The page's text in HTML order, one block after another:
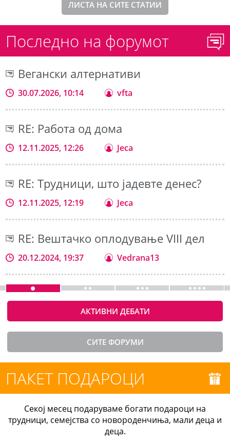
ЛИСТА НА СИТЕ СТАТИИ
Последно на форумот
Вегански алтернативи
30.07.2026, 10:14 vfta
RE: Работа од дома
12.11.2025, 12:26 Jeca
RE: Трудници, што јадевте денес?
12.11.2025, 12:19 Jeca
RE: Вештачко оплодување VIII дел
20.12.2024, 19:37 Vedrana13
АКТИВНИ ДЕБАТИ
СИТЕ ФОРУМИ
ПАКЕТ ПОДАРОЦИ
Секој месец подаруваме богати подароци на
трудници, семејства со новороденчиња, мали деца и
деца.